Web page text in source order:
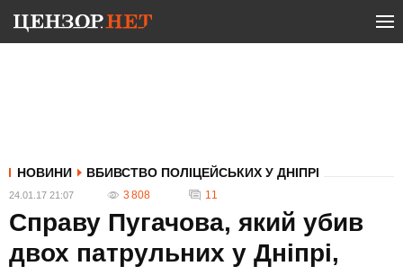
НОВИНИ ВБИВСТВО ПОЛІЦЕЙСЬКИХ У ДНІПРІ
24.01.17 21:07 3 808 11
Справу Пугачова, який убив
двох патрульних у Дніпрі,